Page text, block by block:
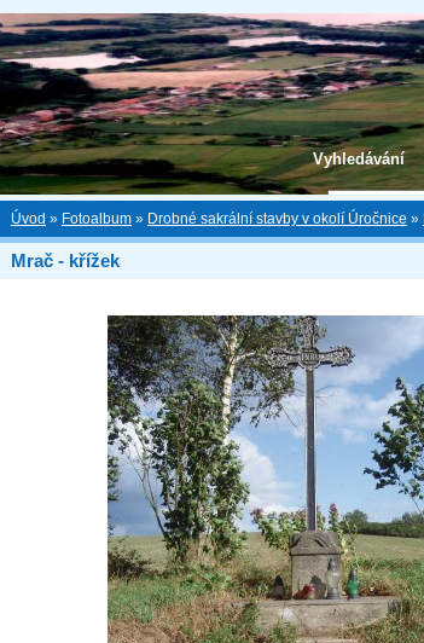
Vyhledávání
Úvod » Fotoalbum » Drobné sakrální stavby v okolí Úročnice »
Mrač - křížek